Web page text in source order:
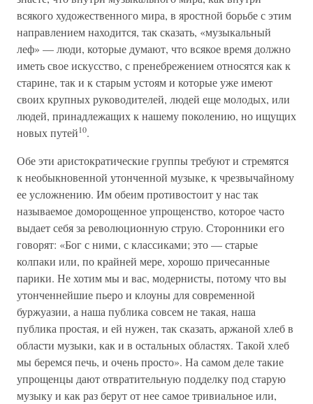
всякого художественного мира, в яростной борьбе с этим
направлением находится, так сказать, «музыкальный
леф» — люди, которые думают, что всякое время должно
иметь свое искусство, с пренебрежением относятся как к
старине, так и к старым устоям и которые уже имеют
своих крупных руководителей, людей еще молодых, или
людей, принадлежащих к нашему поколению, но ищущих
новых путей10.
Обе эти аристократические группы требуют и стремятся
к необыкновенной утонченной музыке, к чрезвычайному
ее усложнению. Им обеим противостоит у нас так
называемое доморощенное упрощенство, которое часто
выдает себя за революционную струю. Сторонники его
говорят: «Бог с ними, с классиками; это — старые
колпаки или, по крайней мере, хорошо причесанные
парики. Не хотим мы и вас, модернисты, потому что вы
утонченнейшие пьеро и клоуны для современной
буржуазии, а наша публика совсем не такая, наша
публика простая, и ей нужен, так сказать, аржаной хлеб в
области музыки, как и в остальных областях. Такой хлеб
мы беремся печь, и очень просто». На самом деле такие
упрощенцы дают отвратительную подделку под старую
музыку и как раз берут от нее самое тривиальное или,